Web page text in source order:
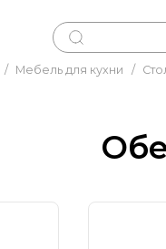
/ Мебель для кухни /